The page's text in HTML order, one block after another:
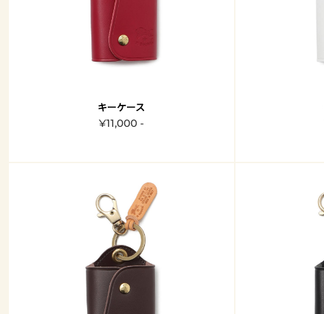
キーケース
¥11,000 -